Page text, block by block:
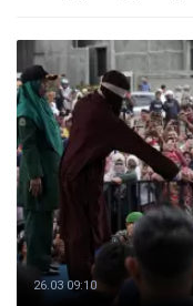
26.03 09:10